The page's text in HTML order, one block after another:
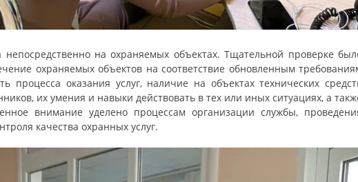
на охраняемых объектах. Тщательной проверке
охраняемых объектов на соответствие обновленным
процесса оказания услуг, наличие на объектах технических
их умения и навыки действовать в тех или иных ситуациях, а
внимание уделено процессам организации службы,
качества охранных услуг.